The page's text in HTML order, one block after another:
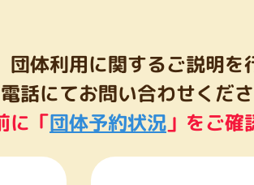
体利用に関するご説明を
話にてお問い合わせくださ
に「団体予約状況」をご確